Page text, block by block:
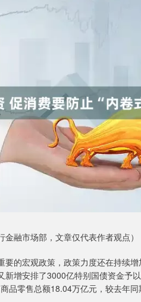
融市场部，文章仅代表作者观点）
要的宏观政策，政策力度还在持续
新增安排了3000亿特别国债资金予
品零售总额18.04万亿元，较去年同